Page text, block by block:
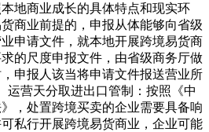
地商业成长的具体特点和现实环
商业前提的，申报从体能够向省级
申请文件，就本地开展跨境易货商
的尺度申报文件，由省级商务厅做
申报人该当将申请文件报送营业所
运营天分取进出口管制：按照《中
，处置跨境买卖的企业需要具备响
私行开展跨境易货商业，企业可能